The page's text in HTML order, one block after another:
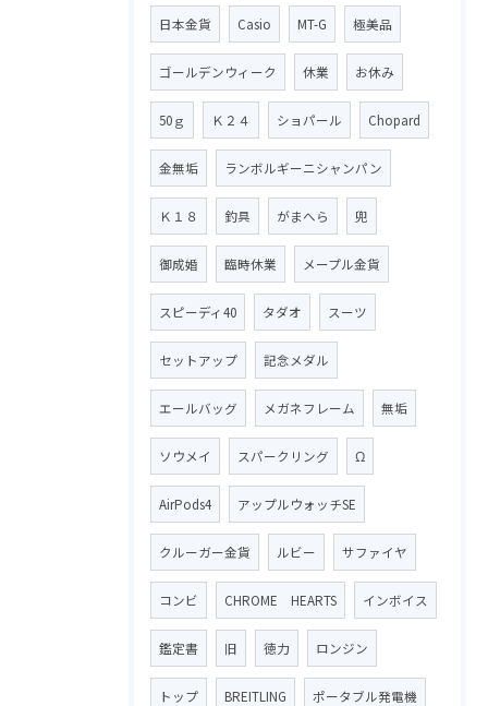
日本金貨 Casio MT-G 極美品
ゴールデンウィーク 休業 お休み
50ｇ Ｋ２４ ショパール Chopard
金無垢 ランボルギーニシャンパン
Ｋ１８ 釣具 がまへら 兜
御成婚 臨時休業 メープル金貨
スピーディ40 タダオ スーツ
セットアップ 記念メダル
エールバッグ メガネフレーム 無垢
ソウメイ スパークリング Ω
AirPods4 アップルウォッチSE
クルーガー金貨 ルビー サファイヤ
コンビ CHROME HEARTS インボイス
鑑定書 旧 徳力 ロンジン
トップ BREITLING ポータブル発電機